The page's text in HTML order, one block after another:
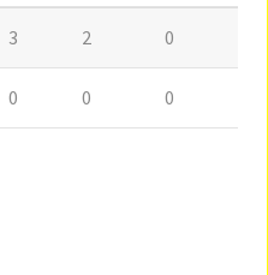
3 2 0
0 0 0